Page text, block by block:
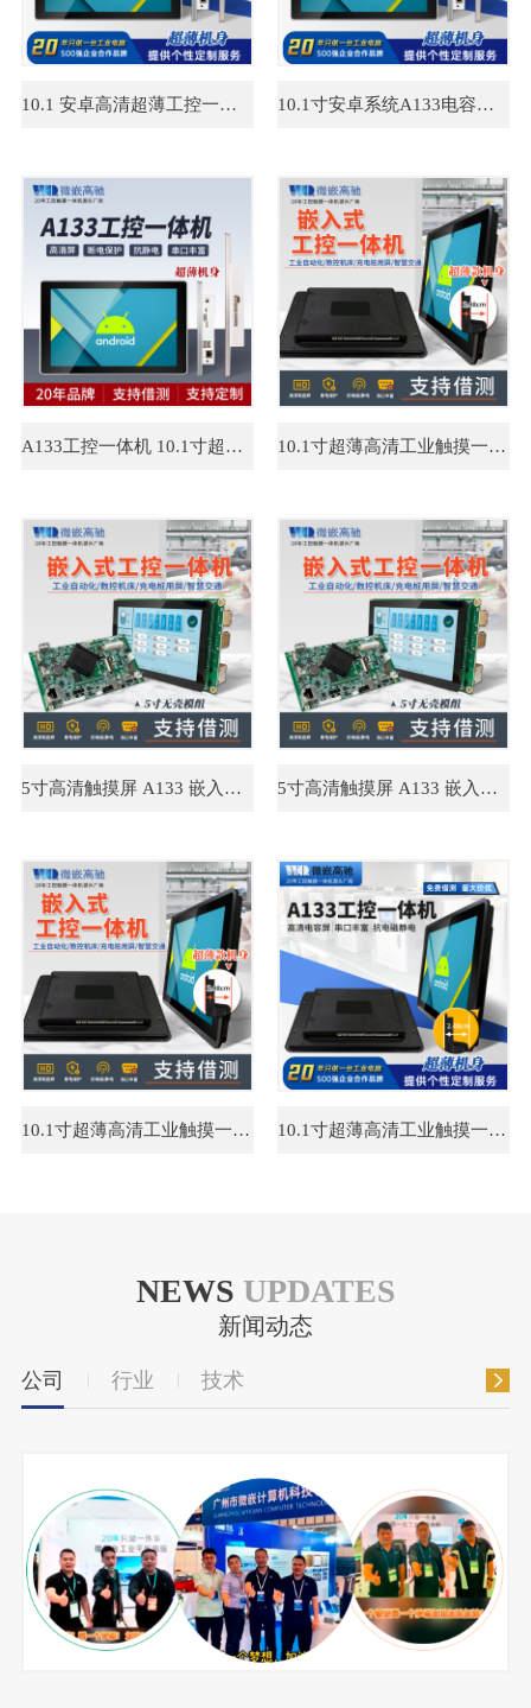
10.1 安卓高清超薄工控一体机 A133工业嵌入式平板电脑 接口丰富 10.1寸安卓系统A133电容工业触摸一体机
A133工控一体机 10.1寸超薄工业显示器 接口丰富 图片处理器强 10.1寸超薄高清工业触摸一体机 工业自动化 嵌入式工业平板电脑
5寸高清触摸屏 A133 嵌入式工控机 支持多语言开发 工控一体机 5寸高清触摸屏 A133 嵌入式工控机 支持多语言开发 工控一体机
10.1寸超薄高清工业触摸一体机 工业自动化 嵌入式工业平板电脑 10.1寸超薄高清工业触摸一体机 工业自动化 嵌入式工业平板电脑
NEWS UPDATES
公司 行业 技术
新闻动态